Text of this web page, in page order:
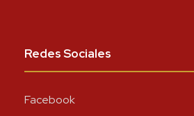
Redes Sociales
Facebook